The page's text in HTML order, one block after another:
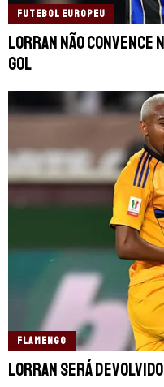
FUTEBOL EUROPEU
Lorran não convence
gol
FLAMENGO
Lorran será devolvido